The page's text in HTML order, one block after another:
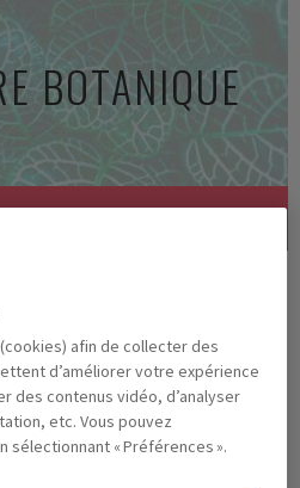
BOTANIQUE
Next
692dansExposition virtuelle
afin de collecter des
d’améliorer votre expérience
des contenus vidéo, d’analyser
etc. Vous pouvez
sélectionnant « Préférences ».